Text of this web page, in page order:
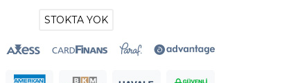
STOKTA YOK